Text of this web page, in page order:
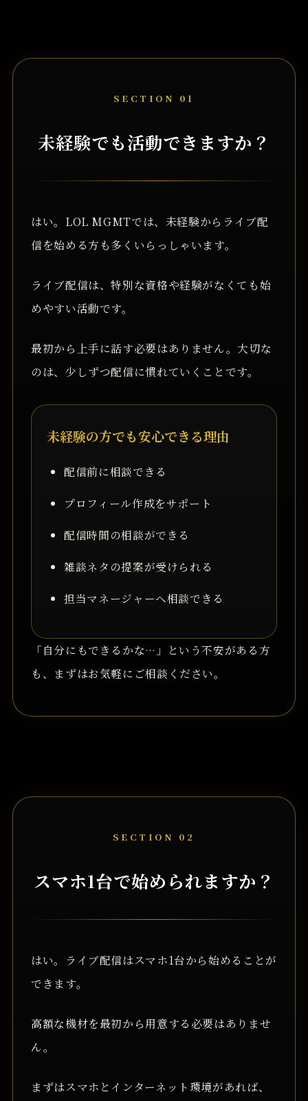
SECTION 01
未経験でも活動できますか？
はい。LOL MGMTでは、未経験からライブ配
信を始める方も多くいらっしゃいます。
ライブ配信は、特別な資格や経験がなくても始
めやすい活動です。
最初から上手に話す必要はありません。大切な
のは、少しずつ配信に慣れていくことです。
未経験の方でも安心できる理由
配信前に相談できる
プロフィール作成をサポート
配信時間の相談ができる
雑談ネタの提案が受けられる
担当マネージャーへ相談できる
「自分にもできるかな…」という不安がある方
も、まずはお気軽にご相談ください。
SECTION 02
スマホ1台で始められますか？
はい。ライブ配信はスマホ1台から始めることが
できます。
高額な機材を最初から用意する必要はありませ
ん。
まずはスマホとインターネット環境があれば、